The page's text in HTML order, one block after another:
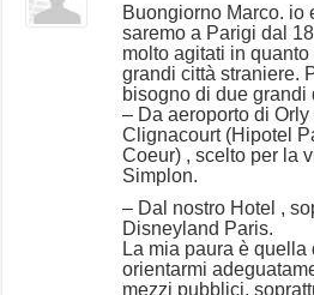
Buongiorno Marco. io
saremo a Parigi dal
molto agitati in
grandi città straniere.
bisogno di due grandi
– Da aeroporto di
Clignacourt (Hipotel
Coeur) , scelto per la
Simplon.
– Dal nostro Hotel ,
Disneyland Paris.
La mia paura è quella
orientarmi
mezzi pubblici,